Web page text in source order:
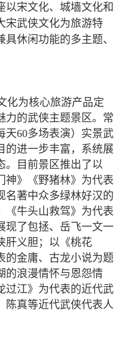
以宋文化、城墙文化和
宋武侠文化为旅游特
休闲功能的多主题、
为核心旅游产品定
力的武侠主题景区。常
天60多场表演）实景武
的进一步丰富，系统展
。目前景区推出了以
神》《野猪林》为代表
名著中众多绿林好汉的
《牛头山救驾》为代表
现了包拯、岳飞一文一
肝义胆；以《桃花
的金庸、古龙小说为题
的浪漫情怀与恩怨情
过江》为代表的近代武
陈真等近代武侠代表人